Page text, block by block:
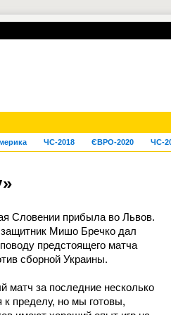
ЧС-2018 ЄВРО-2020 ЧС-
Словении прибыла во Львов.
Мишо Бречко дал
предстоящего матча
сборной Украины.
матч за последние несколько
к пределу, но мы готовы,